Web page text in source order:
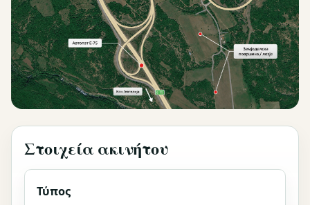
Στοιχεία ακινήτου
Τύπος